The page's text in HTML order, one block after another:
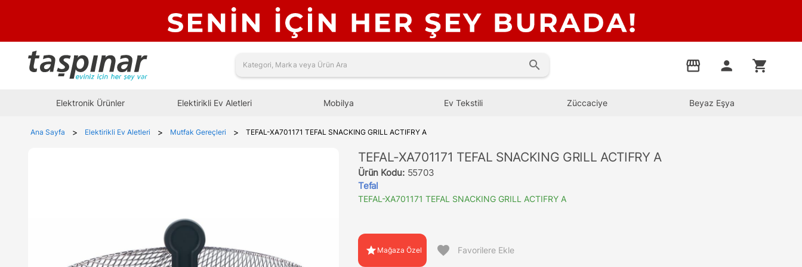
search storefront person shopping_cart
Elektronik Ürünler Elektirikli Ev Aletleri Mobilya Ev Tekstili Züccaciye Beyaz Eşya
Ana Sayfa > Elektirikli Ev Aletleri > Mutfak Gereçleri > TEFAL-XA701171 TEFAL SNACKING GRILL ACTIFRY A
TEFAL-XA701171 TEFAL SNACKING GRILL ACTIFRY A
Ürün Kodu: 55703
Tefal
TEFAL-XA701171 TEFAL SNACKING GRILL ACTIFRY A
star Mağaza Özel favorite Favorilere Ekle